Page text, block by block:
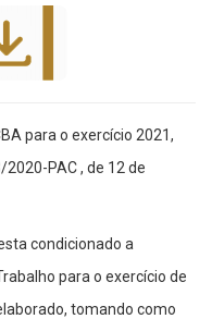
para o exercício 2021,
PAC , de 12 de
condicionado a
para o exercício de
tomando como